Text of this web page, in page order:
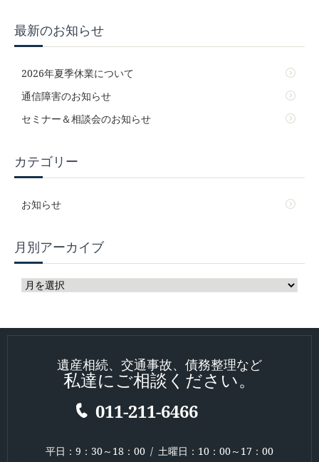
最新のお知らせ
2026年夏季休業について
通信障害のお知らせ
セミナー＆相談会のお知らせ
カテゴリー
お知らせ
月別アーカイブ
遺産相続、交通事故、債務整理など
私達にご相談ください。
011-211-6466
平日：9：30～18：00 / 土曜日：10：00～17：00